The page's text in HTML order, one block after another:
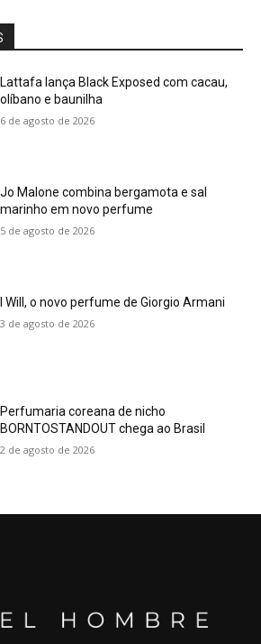
Lattafa lança Black Exposed com cacau,
olíbano e baunilha
6 de agosto de 2026
Jo Malone combina bergamota e sal
marinho em novo perfume
5 de agosto de 2026
I Will, o novo perfume de Giorgio Armani
3 de agosto de 2026
Perfumaria coreana de nicho
BORNTOSTANDOUT chega ao Brasil
2 de agosto de 2026